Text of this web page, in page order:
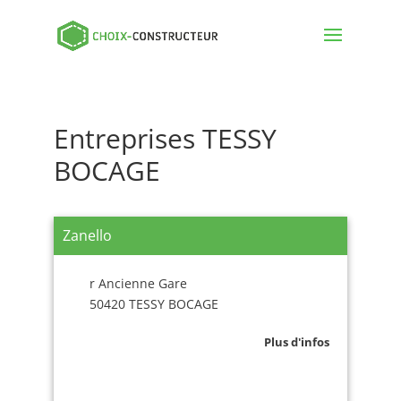
Entreprises TESSY
BOCAGE
Zanello
r Ancienne Gare
50420 TESSY BOCAGE
Plus d'infos